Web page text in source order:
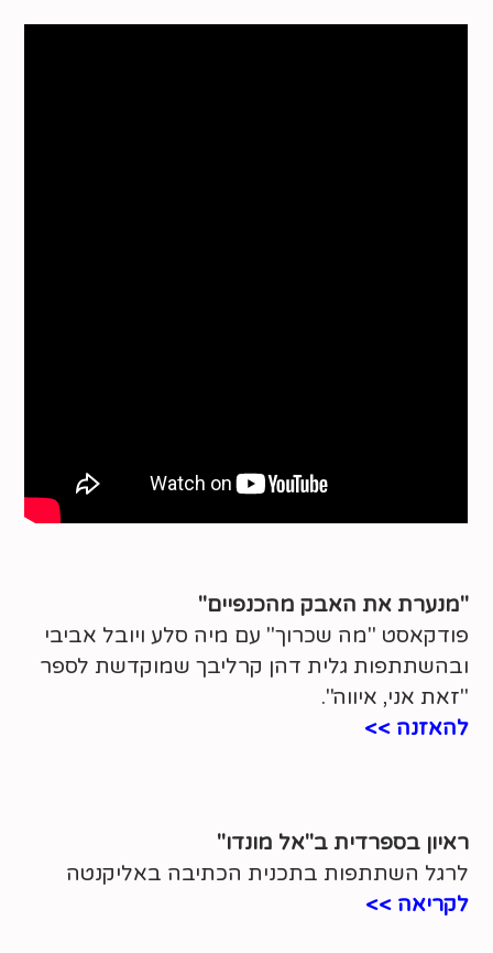
"מנערת את האבק מהכנפיים"
פודקאסט "מה שכרוך" עם מיה סלע ויובל אביבי
ובהשתתפות גלית דהן קרליבך שמוקדשת לספר
"זאת אני, איווה".
להאזנה >>
ראיון בספרדית ב"אל מונדו"
לרגל השתתפות בתכנית הכתיבה באליקנטה
לקריאה >>